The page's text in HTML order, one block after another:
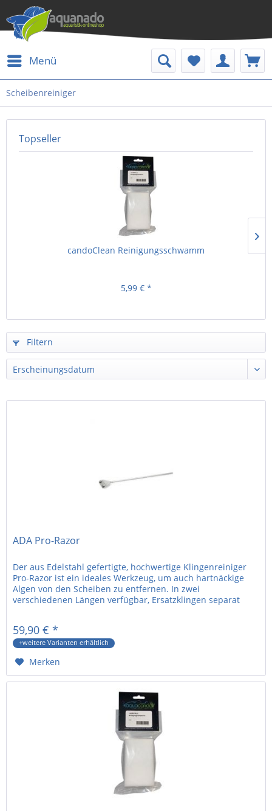
Menü
Scheibenreiniger
Topseller
candoClean Reinigungsschwamm
5,99 € *
Filtern
ADA Pro-Razor
Der aus Edelstahl gefertigte, hochwertige Klingenreiniger
Pro-Razor ist ein ideales Werkzeug, um auch hartnäckige
Algen von den Scheiben zu entfernen. In zwei
verschiedenen Längen verfügbar, Ersatzklingen separat
59,90 € *
+weitere Varianten erhältlich
Merken